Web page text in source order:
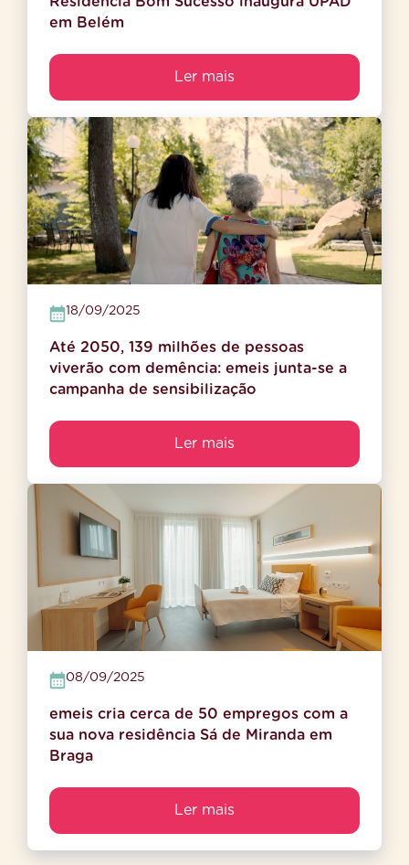
em Belém
Ler mais
18/09/2025
Até 2050, 139 milhões de pessoas
viverão com demência: emeis junta-se a
campanha de sensibilização
Ler mais
08/09/2025
emeis cria cerca de 50 empregos com a
sua nova residência Sá de Miranda em
Braga
Ler mais